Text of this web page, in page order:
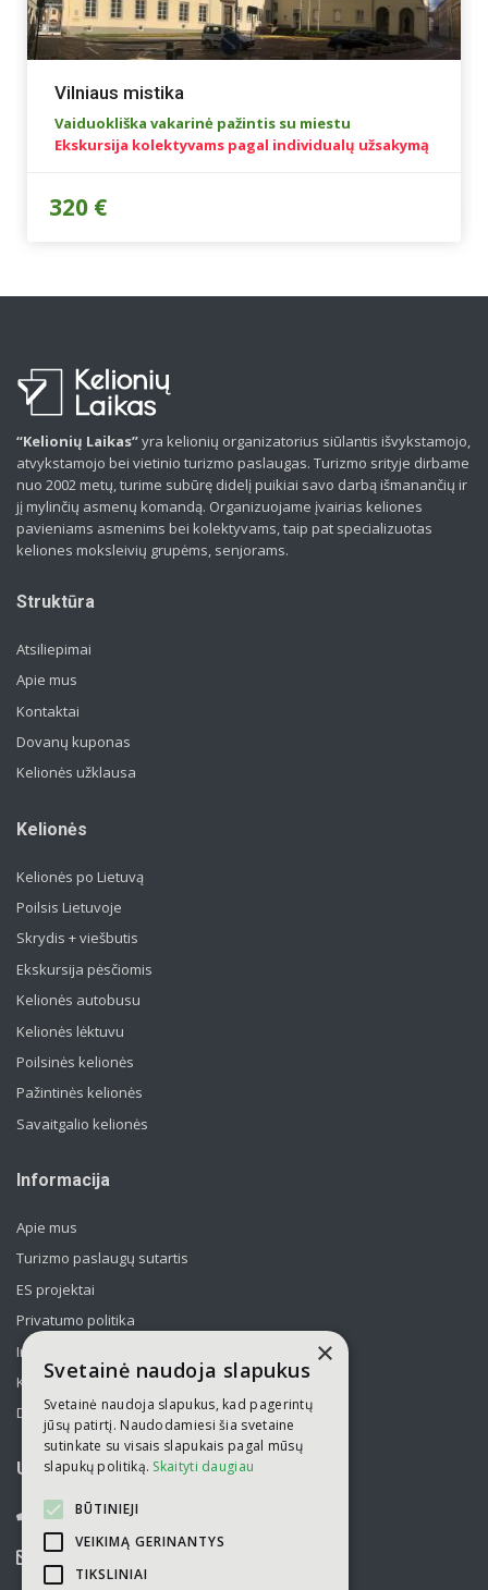
Vilniaus mistika
Vaiduokliška vakarinė pažintis su miestu
Ekskursija kolektyvams pagal individualų užsakymą
320 €
“Kelionių Laikas”yra kelionių organizatorius siūlantis išvykstamojo,
atvykstamojo bei vietinio turizmo paslaugas. Turizmo srityje dirbame
nuo 2002 metų, turime subūrę didelį puikiai savo darbą išmanančių ir
jį mylinčių asmenų komandą. Organizuojame įvairias keliones
pavieniams asmenims bei kolektyvams, taip pat specializuotas
keliones moksleivių grupėms, senjorams.
Struktūra
Atsiliepimai
Apie mus
Kontaktai
Dovanų kuponas
Kelionės užklausa
Kelionės
Kelionės po Lietuvą
Poilsis Lietuvoje
Skrydis + viešbutis
Ekskursija pėsčiomis
Kelionės autobusu
Kelionės lėktuvu
Poilsinės kelionės
Pažintinės kelionės
Savaitgalio kelionės
Informacija
Apie mus
Turizmo paslaugų sutartis
ES projektai
Privatumo politika
Informavimas apie asmens duomenų tvarkymą
Kelionės kolektyvams po Lietuvą
Draudimas
UAB „Kelionių laikas“
052751446
info@kelioniulaikas.lt
×
Svetainė naudoja slapukus
Svetainė naudoja slapukus, kad pagerintų
jūsų patirtį. Naudodamiesi šia svetaine
sutinkate su visais slapukais pagal mūsų
slapukų politiką. Skaityti daugiau
BŪTINIEJI
VEIKIMĄ GERINANTYS
TIKSLINIAI